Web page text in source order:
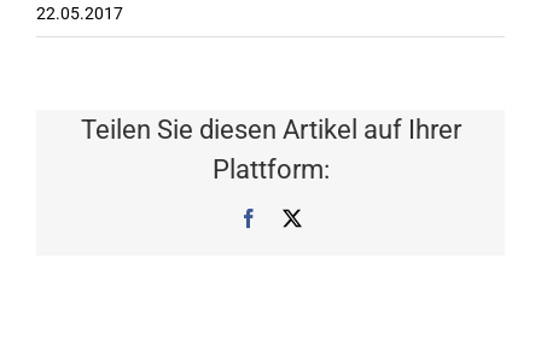
22.05.2017
Teilen Sie diesen Artikel auf Ihrer
Plattform:
Facebook